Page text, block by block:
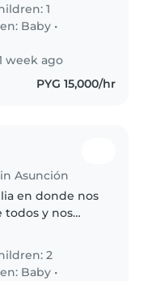
sienta cómoda
tareas del
1
Baby •
week ago
PYG 15,000/hr
Asunción
en donde nos
todos y nos
2
Baby •